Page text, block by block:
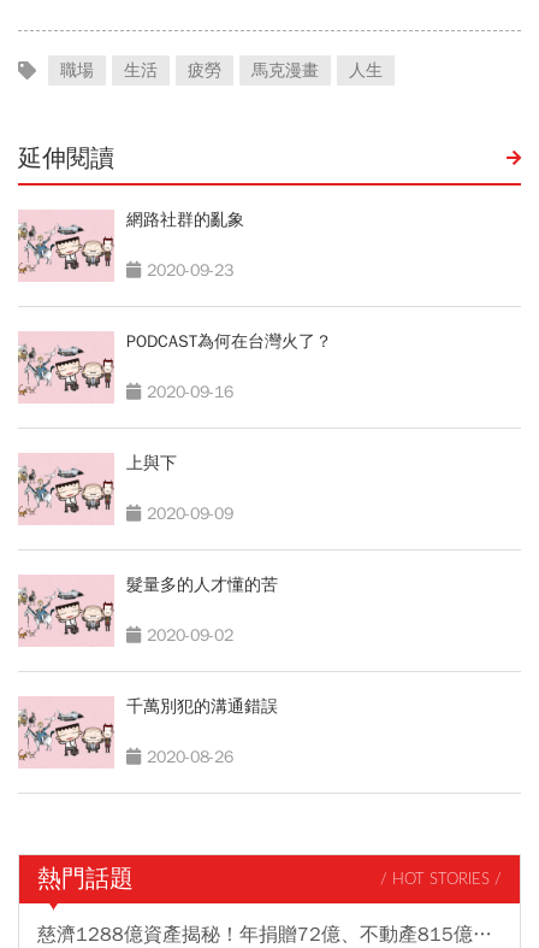
職場 生活 疲勞 馬克漫畫 人生
延伸閱讀
網路社群的亂象
2020-09-23
PODCAST為何在台灣火了？
2020-09-16
上與下
2020-09-09
髮量多的人才懂的苦
2020-09-02
千萬別犯的溝通錯誤
2020-08-26
熱門話題 / HOT STORIES /
慈濟1288億資產揭秘！年捐贈72億、不動產815億…